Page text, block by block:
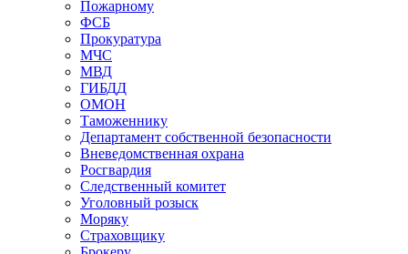
Пожарному
ФСБ
Прокуратура
МЧС
МВД
ГИБДД
ОМОН
Таможеннику
Департамент собственной безопасности
Вневедомственная охрана
Росгвардия
Следственный комитет
Уголовный розыск
Моряку
Страховщику